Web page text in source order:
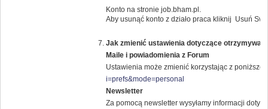
Konto na stronie job.bham.pl.
Aby usunąć konto z działo praca kliknij Usuń
Jak zmienić ustawienia dotyczące
Maile i powiadomienia z Forum
Ustawienia może zmienić korzystając z
i=prefs&mode=personal
Newsletter
Za pomocą newsletter wysyłamy informacji